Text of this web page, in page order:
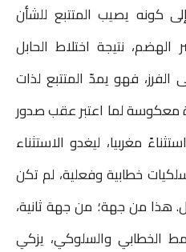
كونه يصيب المتتبع للشأن
نتيجة اختلاط الحابل
الفرز، فهو يمدّ المتتبع لذات
معكوسة لما اعتبر عقب صدور
مغربيا، ليغدو الاستثناء
خطابية وفعلية، لم تكن
من جهة؛ من جهة ثانية،
الخطابي والسلوكي، يزكي